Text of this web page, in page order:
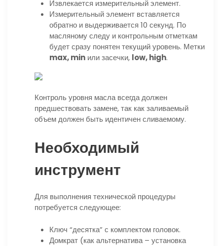
Извлекается измерительный элемент.
Измерительный элемент вставляется
обратно и выдерживается 10 секунд. По
масляному следу и контрольным отметкам
будет сразу понятен текущий уровень. Метки
max, min или засечки, low, high.
Контроль уровня масла всегда должен
предшествовать замене, так как заливаемый
объем должен быть идентичен сливаемому.
Необходимый
инструмент
Для выполнения технической процедуры
потребуется следующее:
Ключ “десятка” с комплектом головок.
Домкрат (как альтернатива – установка